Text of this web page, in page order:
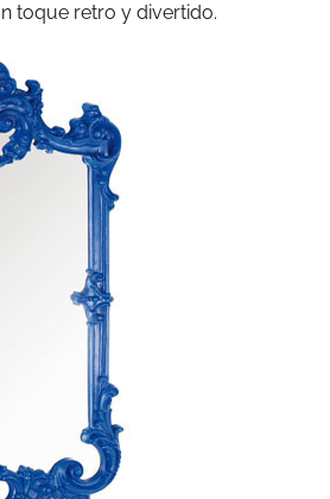
toque retro y divertido.